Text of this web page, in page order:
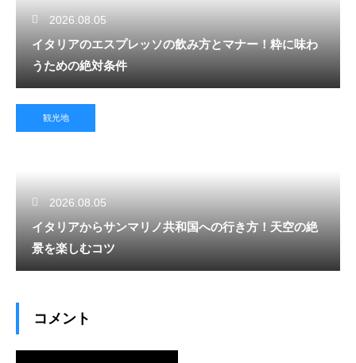
2026.08.05
イタリアのエスプレッソの飲み方とマナー！粋に味わ
うための絶対条件
観光地
2026.08.05
イタリアからサンマリノ共和国への行き方！天空の絶
景を楽しむコツ
コメント